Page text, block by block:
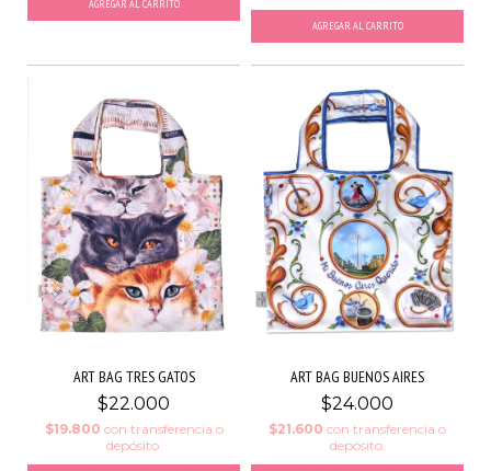
ART BAG TRES GATOS
$22.000
$19.800 con transferencia o
depósito.
ART BAG BUENOS AIRES
$24.000
$21.600 con transferencia o
depósito.